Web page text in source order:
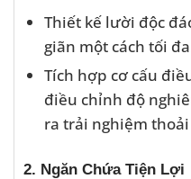
Thiết kế lười độc
giãn một cách tối
Tích hợp cơ cấu
điều chỉnh độ
ra trải nghiệm
2. Ngăn Chứa Tiện Lợi